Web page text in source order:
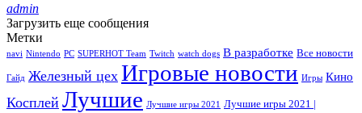
admin
Загрузить еще сообщения
Метки
navi Nintendo PC SUPERHOT Team Twitch watch dogs В разработке Все новости
Гайд Железный цех Игровые новости Игры Кино
Косплей Лучшие Лучшие игры 2021
Лучшие игры 2021 |